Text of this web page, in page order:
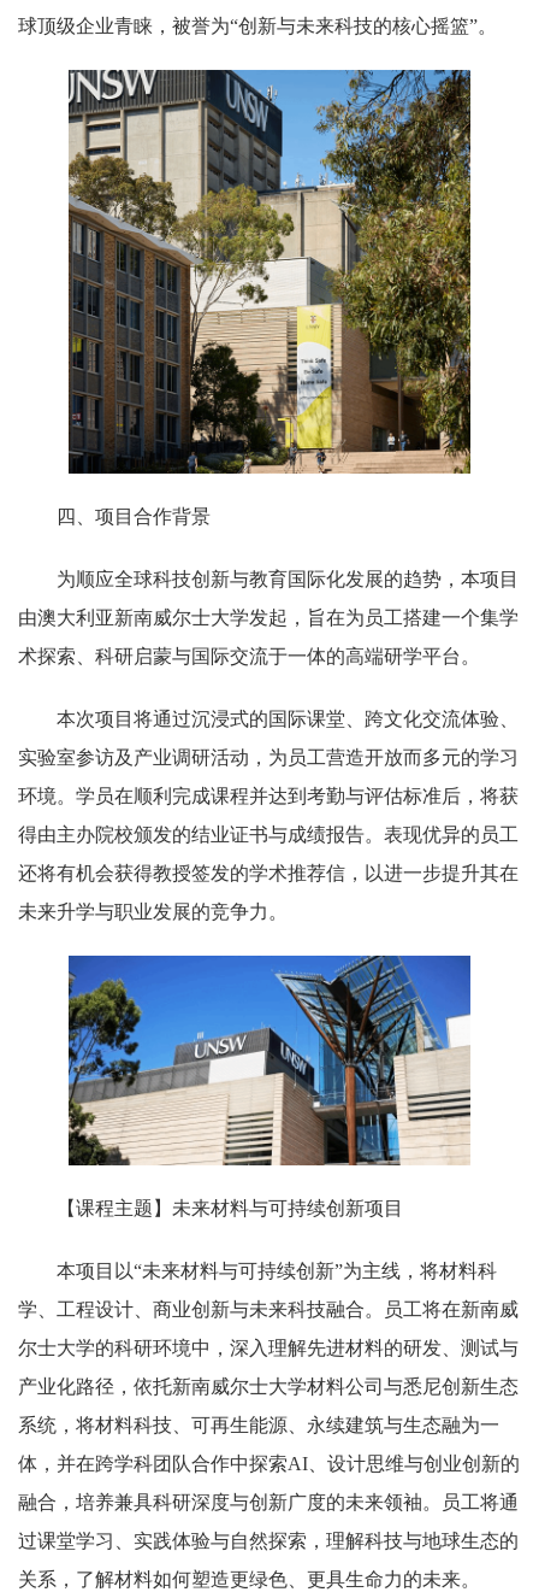
球顶级企业青睐，被誉为“创新与未来科技的核心摇篮”。
四、项目合作背景
为顺应全球科技创新与教育国际化发展的趋势，本项目
由澳大利亚新南威尔士大学发起，旨在为员工搭建一个集学
术探索、科研启蒙与国际交流于一体的高端研学平台。
本次项目将通过沉浸式的国际课堂、跨文化交流体验、
实验室参访及产业调研活动，为员工营造开放而多元的学习
环境。学员在顺利完成课程并达到考勤与评估标准后，将获
得由主办院校颁发的结业证书与成绩报告。表现优异的员工
还将有机会获得教授签发的学术推荐信，以进一步提升其在
未来升学与职业发展的竞争力。
【课程主题】未来材料与可持续创新项目
本项目以“未来材料与可持续创新”为主线，将材料科
学、工程设计、商业创新与未来科技融合。员工将在新南威
尔士大学的科研环境中，深入理解先进材料的研发、测试与
产业化路径，依托新南威尔士大学材料公司与悉尼创新生态
系统，将材料科技、可再生能源、永续建筑与生态融为一
体，并在跨学科团队合作中探索AI、设计思维与创业创新的
融合，培养兼具科研深度与创新广度的未来领袖。员工将通
过课堂学习、实践体验与自然探索，理解科技与地球生态的
关系，了解材料如何塑造更绿色、更具生命力的未来。